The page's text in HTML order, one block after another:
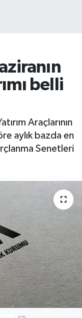
belli
Araçlarının
aylık bazda en
Senetleri